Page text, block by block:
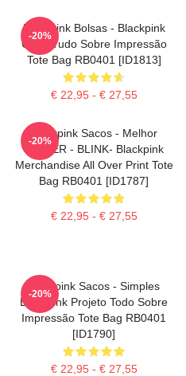
Blackpink Bolsas - Blackpink
Cube Tudo Sobre Impressão
Tote Bag RB0401 [ID1813]
€ 22,95 - € 27,55
-20%
Blackpink Sacos - Melhor
SELLER - BLINK- Blackpink
Merchandise All Over Print Tote
Bag RB0401 [ID1787]
€ 22,95 - € 27,55
-20%
Blackpink Sacos - Simples
Blackpink Projeto Todo Sobre
Impressão Tote Bag RB0401
[ID1790]
€ 22,95 - € 27,55
-20%